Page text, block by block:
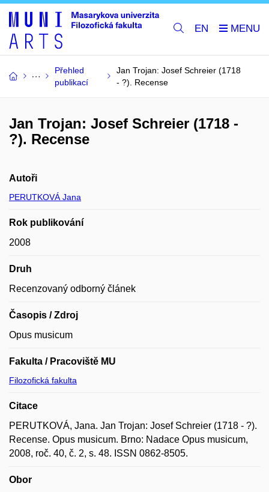
EN
Přehled
publikací
Jan Trojan: Josef Schreier (1718
- ?). Recense
Jan Trojan: Josef Schreier (1718 -
?). Recense
Autoři
PERUTKOVÁ Jana
Rok publikování
2008
Druh
Recenzovaný odborný článek
Časopis / Zdroj
Opus musicum
Fakulta / Pracoviště MU
Filozofická fakulta
Citace
PERUTKOVÁ, Jana. Jan Trojan: Josef Schreier (1718 - ?).
Recense. Opus musicum. Brno: Nadace Opus musicum,
2008, roč. 40, č. 2, s. 48. ISSN 0862-8505.
Obor